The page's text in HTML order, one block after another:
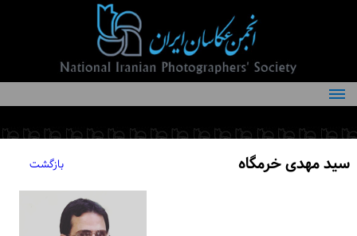
درباره انجمن
کمیته‌های انجمن
اعضاء انجمنسید مهدی خرمگاه بازگشت